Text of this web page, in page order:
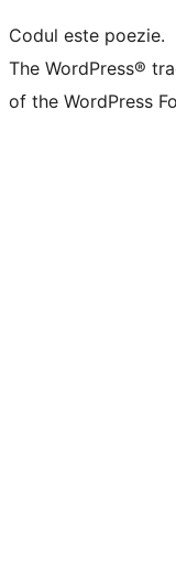
Codul este poezie.
The WordPress®
of the WordPress